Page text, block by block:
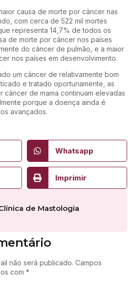
causa de morte por câncer nas
com cerca de 522 mil mortes
representa 14,7% de todos os
de morte por câncer nos países
do câncer de pulmão, e a maior
nos países em desenvolvimento.
um câncer de relativamente bom
e tratado oportunamente, as
câncer de mama continuam elevadas
porque a doença ainda é
avançados.
Whatsapp
Imprimir
de Mastologia
não será publicado. Campos
com *